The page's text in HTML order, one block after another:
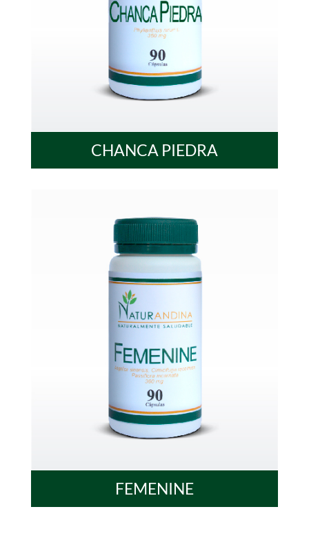
CHANCA PIEDRA
FEMENINE